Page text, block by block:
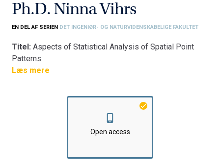
Ph.D. Ninna Vihrs
EN DEL AF SERIEN DET INGENIØR- OG NATURVIDENSKABELIGE FAKULTET
Titel: Aspects of Statistical Analysis of Spatial Point
Patterns
Fakultet:Det Ingeniør- og Naturvidenskabelige Fakultet
Læs mere
Open access